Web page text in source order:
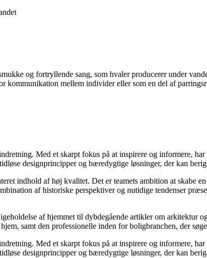
og fortryllende sang, som hvaler producerer under
kommunikation mellem individer eller som en del af
Med et skarpt fokus på at inspirere og informere,
designprincipper og bæredygtige løsninger, der kan
indhold af høj kvalitet. Det er teamets ambition at skabe
af historiske perspektiver og nutidige tendenser
af hjemmet til dybdegående artikler om arkitektur
samt den professionelle inden for boligbranchen, der
Med et skarpt fokus på at inspirere og informere,
designprincipper og bæredygtige løsninger, der kan